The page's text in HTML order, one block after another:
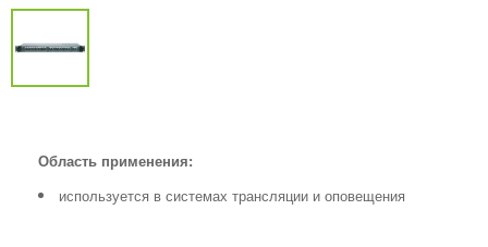
Область применения:
используется в системах трансляции и оповещения